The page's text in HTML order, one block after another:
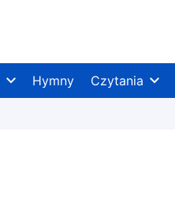
Hymny Czytania